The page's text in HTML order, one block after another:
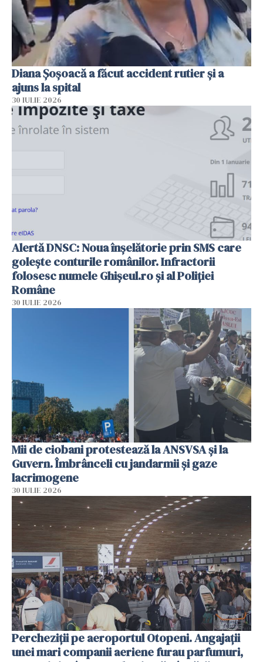
Diana Șoșoacă a făcut accident rutier și a
ajuns la spital
30 IULIE 2026
Alertă DNSC: Noua înșelătorie prin SMS care
golește conturile românilor. Infractorii
folosesc numele Ghișeul.ro și al Poliției
Române
30 IULIE 2026
Mii de ciobani protestează la ANSVSA și la
Guvern. Îmbrânceli cu jandarmii și gaze
lacrimogene
30 IULIE 2026
Percheziții pe aeroportul Otopeni. Angajații
unei mari companii aeriene furau parfumuri,